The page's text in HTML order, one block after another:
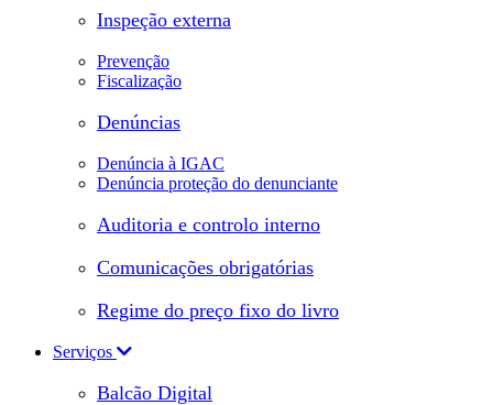
Inspeção externa
Prevenção
Fiscalização
Denúncias
Denúncia à IGAC
Denúncia proteção do denunciante
Auditoria e controlo interno
Comunicações obrigatórias
Regime do preço fixo do livro
Serviços
Balcão Digital